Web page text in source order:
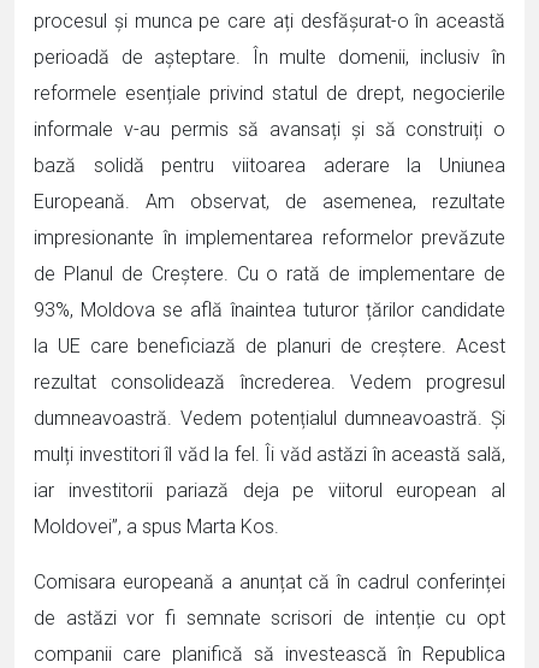
procesul și munca pe care ați desfășurat-o în această
perioadă de așteptare. În multe domenii, inclusiv în
reformele esențiale privind statul de drept, negocierile
informale v-au permis să avansați și să construiți o
bază solidă pentru viitoarea aderare la Uniunea
Europeană. Am observat, de asemenea, rezultate
impresionante în implementarea reformelor prevăzute
de Planul de Creștere. Cu o rată de implementare de
93%, Moldova se află înaintea tuturor țărilor candidate
la UE care beneficiază de planuri de creștere. Acest
rezultat consolidează încrederea. Vedem progresul
dumneavoastră. Vedem potențialul dumneavoastră. Și
mulți investitori îl văd la fel. Îi văd astăzi în această sală,
iar investitorii pariază deja pe viitorul european al
Moldovei”, a spus Marta Kos.
Comisara europeană a anunțat că în cadrul conferinței
de astăzi vor fi semnate scrisori de intenție cu opt
companii care planifică să investească în Republica